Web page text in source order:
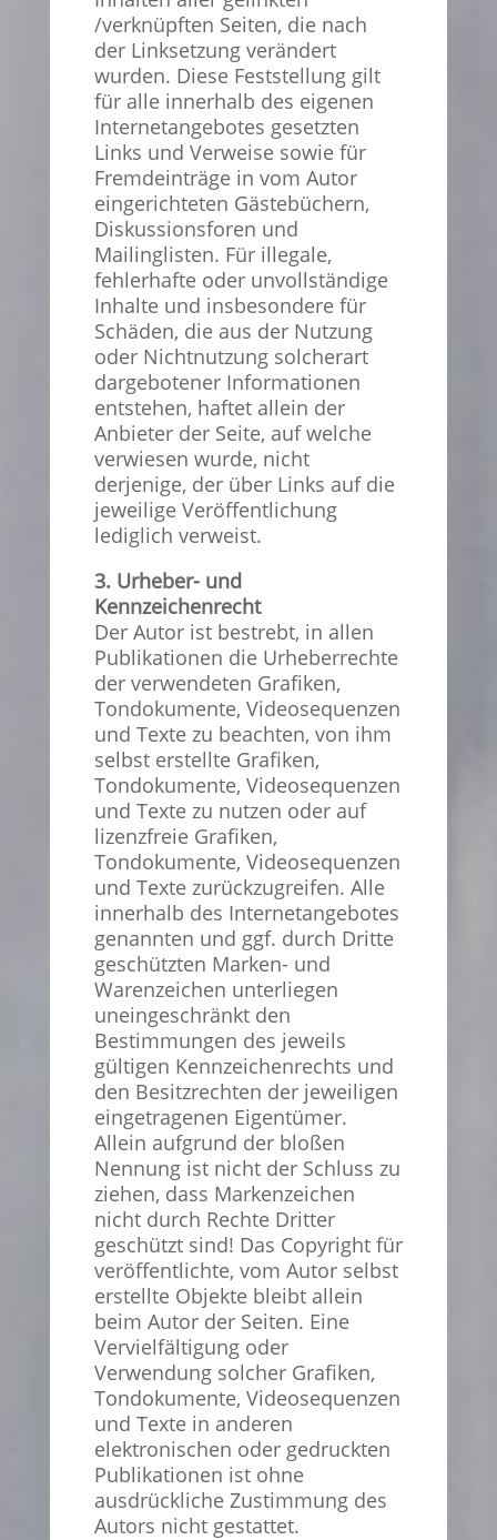
/verknüpften Seiten, die nach
der Linksetzung verändert
wurden. Diese Feststellung gilt
für alle innerhalb des eigenen
Internetangebotes gesetzten
Links und Verweise sowie für
Fremdeinträge in vom Autor
eingerichteten Gästebüchern,
Diskussionsforen und
Mailinglisten. Für illegale,
fehlerhafte oder unvollständige
Inhalte und insbesondere für
Schäden, die aus der Nutzung
oder Nichtnutzung solcherart
dargebotener Informationen
entstehen, haftet allein der
Anbieter der Seite, auf welche
verwiesen wurde, nicht
derjenige, der über Links auf die
jeweilige Veröffentlichung
lediglich verweist.
3. Urheber- und
Kennzeichenrecht
Der Autor ist bestrebt, in allen
Publikationen die Urheberrechte
der verwendeten Grafiken,
Tondokumente, Videosequenzen
und Texte zu beachten, von ihm
selbst erstellte Grafiken,
Tondokumente, Videosequenzen
und Texte zu nutzen oder auf
lizenzfreie Grafiken,
Tondokumente, Videosequenzen
und Texte zurückzugreifen. Alle
innerhalb des Internetangebotes
genannten und ggf. durch Dritte
geschützten Marken- und
Warenzeichen unterliegen
uneingeschränkt den
Bestimmungen des jeweils
gültigen Kennzeichenrechts und
den Besitzrechten der jeweiligen
eingetragenen Eigentümer.
Allein aufgrund der bloßen
Nennung ist nicht der Schluss zu
ziehen, dass Markenzeichen
nicht durch Rechte Dritter
geschützt sind! Das Copyright für
veröffentlichte, vom Autor selbst
erstellte Objekte bleibt allein
beim Autor der Seiten. Eine
Vervielfältigung oder
Verwendung solcher Grafiken,
Tondokumente, Videosequenzen
und Texte in anderen
elektronischen oder gedruckten
Publikationen ist ohne
ausdrückliche Zustimmung des
Autors nicht gestattet.